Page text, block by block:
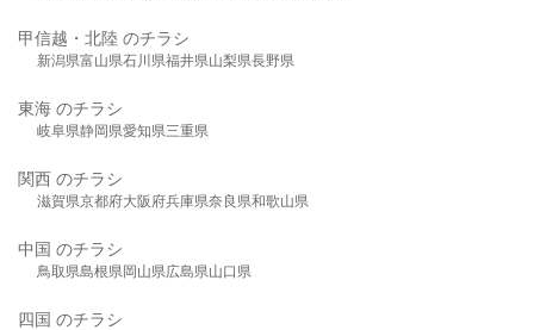
甲信越・北陸 のチラシ
新潟県富山県石川県福井県山梨県長野県
東海 のチラシ
岐阜県静岡県愛知県三重県
関西 のチラシ
滋賀県京都府大阪府兵庫県奈良県和歌山県
中国 のチラシ
鳥取県島根県岡山県広島県山口県
四国 のチラシ